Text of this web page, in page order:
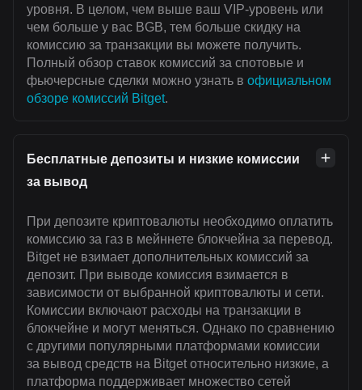
уровня. В целом, чем выше ваш VIP-уровень или
чем больше у вас BGB, тем больше скидку на
комиссию за транзакции вы можете получить.
Полный обзор ставок комиссий за спотовые и
фьючерсные сделки можно узнать в официальном
обзоре комиссий Bitget.
Бесплатные депозиты и низкие комиссии
за вывод
При депозите криптовалюты необходимо оплатить
комиссию за газ в мейннете блокчейна за перевод.
Bitget не взимает дополнительных комиссий за
депозит. При выводе комиссия взимается в
зависимости от выбранной криптовалюты и сети.
Комиссии включают расходы на транзакции в
блокчейне и могут меняться. Однако по сравнению
с другими популярными платформами комиссии
за вывод средств на Bitget относительно низкие, а
платформа поддерживает множество сетей